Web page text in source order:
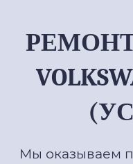
Мы оказываем